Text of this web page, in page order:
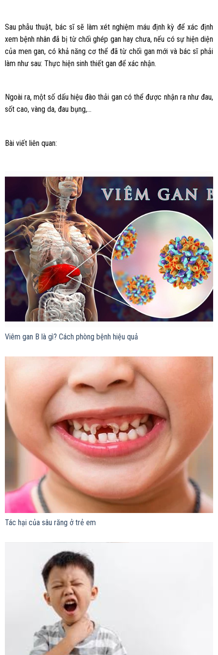
Sau phẫu thuật, bác sĩ sẽ làm xét nghiệm máu định kỳ để xác định
xem bệnh nhân đã bị từ chối ghép gan hay chưa, nếu có sự hiện diện
của men gan, có khả năng cơ thể đã từ chối gan mới và bác sĩ phải
làm như sau: Thực hiện sinh thiết gan để xác nhận.
Ngoài ra, một số dấu hiệu đào thải gan có thể được nhận ra như đau,
sốt cao, vàng da, đau bụng,…
Bài viết liên quan:
Viêm gan B là gì? Cách phòng bệnh hiệu quả
Tác hại của sâu răng ở trẻ em